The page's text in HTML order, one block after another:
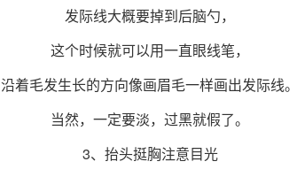
发际线大概要掉到后脑勺，
这个时候就可以用一直眼线笔，
沿着毛发生长的方向像画眉毛一样画出发际线。
当然，一定要淡，过黑就假了。
3、抬头挺胸注意目光